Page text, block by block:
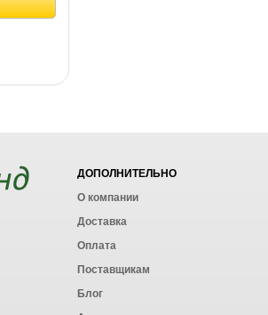
ДОПОЛНИТЕЛЬНО
О компании
Доставка
Оплата
Поставщикам
Блог